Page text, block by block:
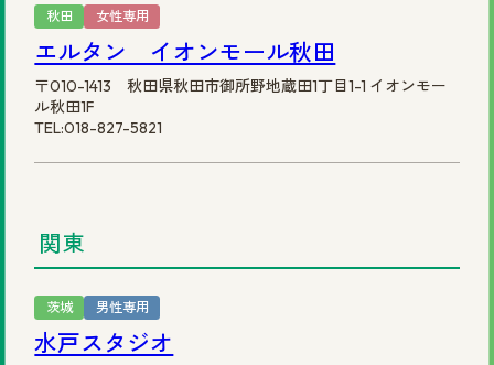
秋田 女性専用
エルタン イオンモール秋田
〒010-1413 秋田県秋田市御所野地蔵田1丁目1-1 イオンモー
ル秋田1F
TEL:018-827-5821
関東
茨城 男性専用
水戸スタジオ